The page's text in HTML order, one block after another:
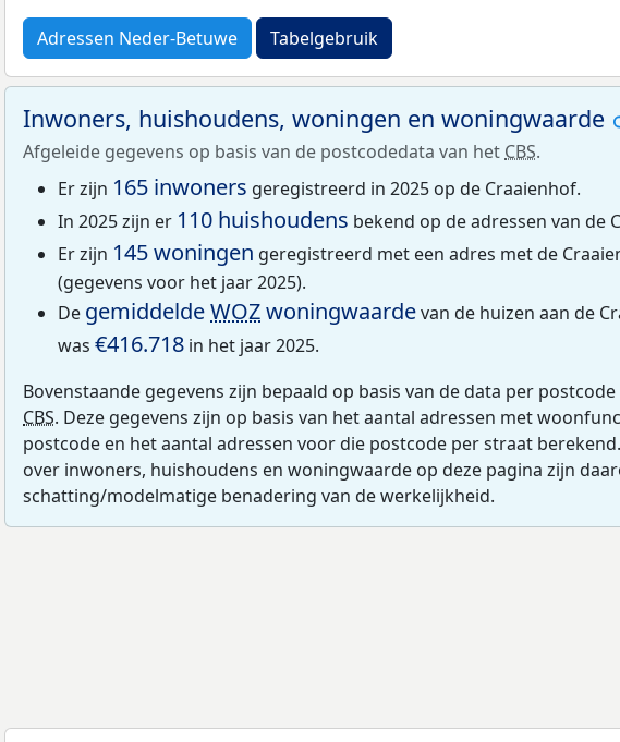
Adressen Neder-Betuwe Tabelgebruik
Inwoners, huishoudens, woningen en woningwaarde
Afgeleide gegevens op basis van de postcodedata van het CBS.
Er zijn 165 inwoners geregistreerd in 2025 op de Craaienhof.
In 2025 zijn er 110 huishoudens bekend op de adressen van de
Er zijn 145 woningen geregistreerd met een adres met de
(gegevens voor het jaar 2025).
De gemiddeldeWOZwoningwaardevan de huizen aan de
was €416.718 in het jaar 2025.
Bovenstaande gegevens zijn bepaald op basis van de data per
CBS. Deze gegevens zijn op basis van het aantal adressen met
postcode en het aantal adressen voor die postcode per straat
over inwoners, huishoudens en woningwaarde op deze pagina zijn
schatting/modelmatige benadering van de werkelijkheid.